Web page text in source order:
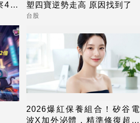
4指
塑四寶逆勢走高 原因找到了
台股
2026爆紅保養組合！矽谷電
波X加外泌體，精準修復超有